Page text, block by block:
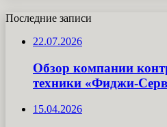
Последние записи
22.07.2026
Обзор компании
техники «Фиджи-
15.04.2026